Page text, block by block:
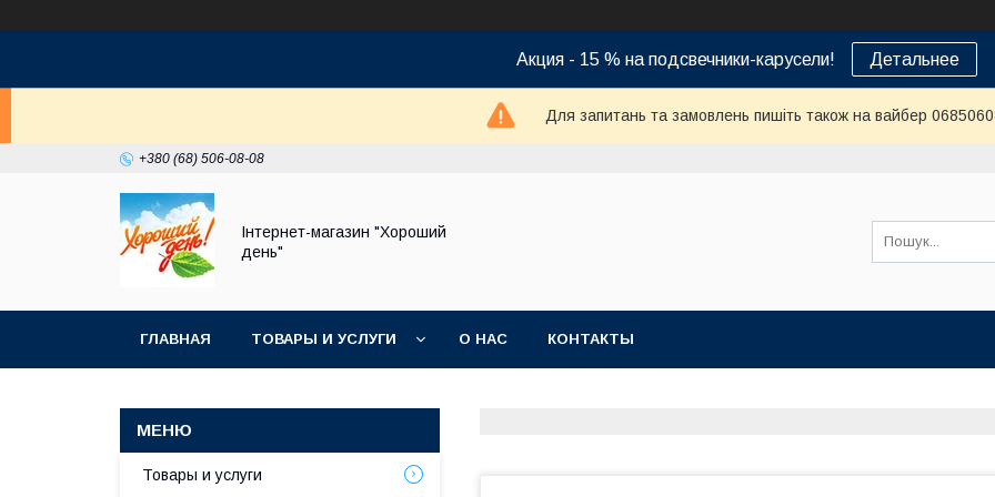
Акция - 15 % на подсвечники-карусели! Детальнее
Для запитань та замовлень пишіть також на вайбер
+380 (68) 506-08-08
Інтернет-магазин "Хороший
день"
ГЛАВНАЯ ТОВАРЫ И УСЛУГИ О НАС КОНТАКТЫ
Товары и услуги